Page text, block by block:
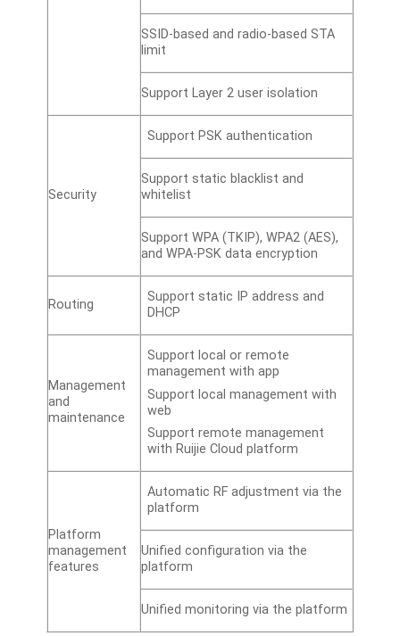
SSID-based and radio-based STA
limit
Support Layer 2 user isolation
Security
Support PSK authentication
Support static blacklist and
whitelist
Support WPA (TKIP), WPA2 (AES),
and WPA-PSK data encryption
Routing
Support static IP address and
DHCP
Management
and
maintenance
Support local or remote
management with app
Support local management with
web
Support remote management
with Ruijie Cloud platform
Platform
management
features
Automatic RF adjustment via the
platform
Unified configuration via the
platform
Unified monitoring via the platform